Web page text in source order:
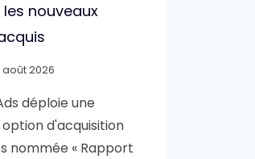
nouveaux
août 2026
déploie une
d'acquisition
nommée « Rapport